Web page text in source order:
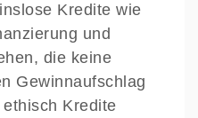
Kredite wie
und
die keine
Gewinnaufschlag
Kredite